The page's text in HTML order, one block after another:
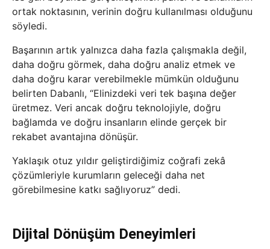
ortak noktasının, verinin doğru kullanılması olduğunu
söyledi.
Başarının artık yalnızca daha fazla çalışmakla değil,
daha doğru görmek, daha doğru analiz etmek ve
daha doğru karar verebilmekle mümkün olduğunu
belirten Dabanlı, “Elinizdeki veri tek başına değer
üretmez. Veri ancak doğru teknolojiyle, doğru
bağlamda ve doğru insanların elinde gerçek bir
rekabet avantajına dönüşür.
Yaklaşık otuz yıldır geliştirdiğimiz coğrafi zekâ
çözümleriyle kurumların geleceği daha net
görebilmesine katkı sağlıyoruz” dedi.
Dijital Dönüşüm Deneyimleri